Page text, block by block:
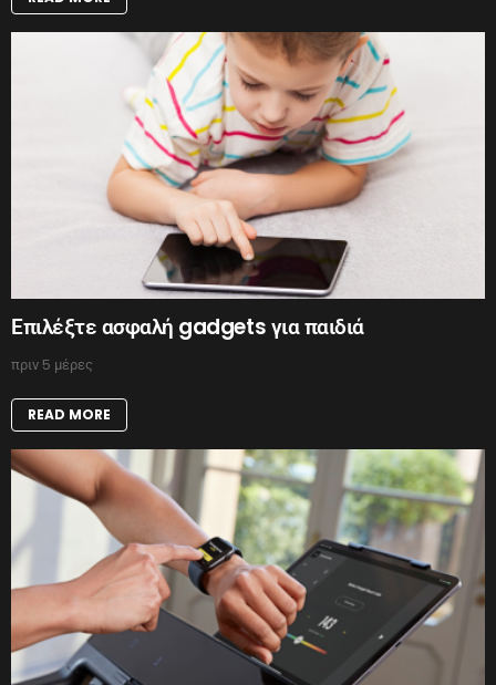
Επιλέξτε ασφαλή gadgets για παιδιά
πριν 5 μέρες
READ MORE